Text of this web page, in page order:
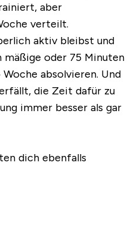
aber
verteilt.
aktiv bleibst und
mäßige oder 75 Minuten
absolvieren. Und
die Zeit dafür zu
immer besser als gar
dich ebenfalls